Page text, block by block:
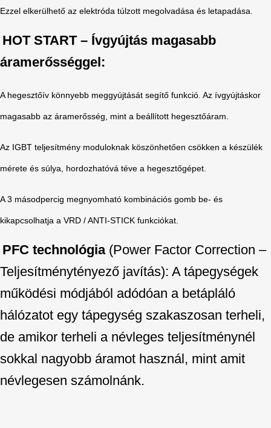
Ezzel elkerülhető az elektróda túlzott megolvadása és letapadása.
HOT START – Ívgyújtás magasabb
áramerősséggel:
A hegesztőív könnyebb meggyújtását segítő funkció. Az ívgyújtáskor
magasabb az áramerősség, mint a beállított hegesztőáram.
Az IGBT teljesítmény moduloknak köszönhetően csökken a készülék
mérete és súlya, hordozhatóvá téve a hegesztőgépet.
A 3 másodpercig megnyomható kombinációs gomb be- és
kikapcsolhatja a VRD / ANTI-STICK funkciókat.
PFC technológia (Power Factor Correction –
Teljesítménytényező javítás): A tápegységek
működési módjából adódóan a betápláló
hálózatot egy tápegység szakaszosan terheli,
de amikor terheli a névleges teljesítménynél
sokkal nagyobb áramot használ, mint amit
névlegesen számolnánk.